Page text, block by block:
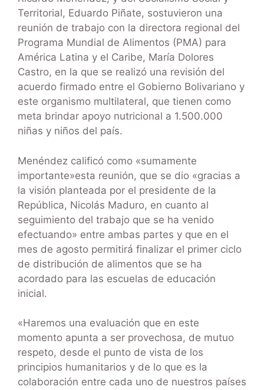
Territorial, Eduardo Piñate, sostuvieron una
reunión de trabajo con la directora regional del
Programa Mundial de Alimentos (PMA) para
América Latina y el Caribe, María Dolores
Castro, en la que se realizó una revisión del
acuerdo firmado entre el Gobierno Bolivariano y
este organismo multilateral, que tienen como
meta brindar apoyo nutricional a 1.500.000
niñas y niños del país.
Menéndez calificó como «sumamente
importante»esta reunión, que se dio «gracias a
la visión planteada por el presidente de la
República, Nicolás Maduro, en cuanto al
seguimiento del trabajo que se ha venido
efectuando» entre ambas partes y que en el
mes de agosto permitirá finalizar el primer ciclo
de distribución de alimentos que se ha
acordado para las escuelas de educación
inicial.
«Haremos una evaluación que en este
momento apunta a ser provechosa, de mutuo
respeto, desde el punto de vista de los
principios humanitarios y de lo que es la
colaboración entre cada uno de nuestros países